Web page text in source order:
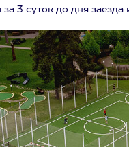
за 3 суток до дня